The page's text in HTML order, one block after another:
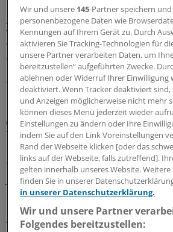
Ein Diabetes schlägt auf Nerven,
Augen. Dass er auch
Vorhofflimmern begünstigen kann,
Wie Sie Ihre Patientinnen und
versorgen.
06.08.2026
Gefahr meistens überschätzt
Thoraxschmerzen bei Kindern
selten kardiale Ursachen
Wird der Rettungsdienst gerufen,
Jugendlicher plötzlich unter
die Ursache meistens gutartig und
Ursprungs. Auffällige
Alarmzeichen.
Wir und unsere 145-Partner speichern
personenbezogene Daten wie
Kennungen auf Ihrem Gerät zu. Durch
aktivieren Sie Tracking-Technologien für
unsere Partner verarbeiten Daten, um
bereitzustellen“ aufgeführten Zwecke.
ablehnen oder Widerruf Ihrer Einwilligung
deaktiviert. Wenn Tracker deaktiviert
und Anzeigen möglicherweise nicht mehr
können dieses Menü jederzeit wieder
Einstellungen zu ändern oder Ihre
indem Sie auf den Link Voreinstellungen
Rand der Webseite klicken [oder das
links auf der Webseite, falls zutreffend].
gelten innerhalb unseres Website.
finden Sie in unserer
in unserer Datenschutzerklärung.
Wir und unsere Partner
Folgendes bereitzustellen: